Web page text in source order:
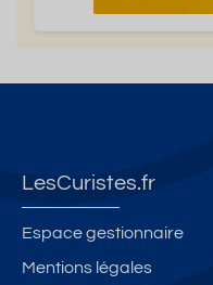
LesCuristes.fr
Espace gestionnaire
Mentions légales